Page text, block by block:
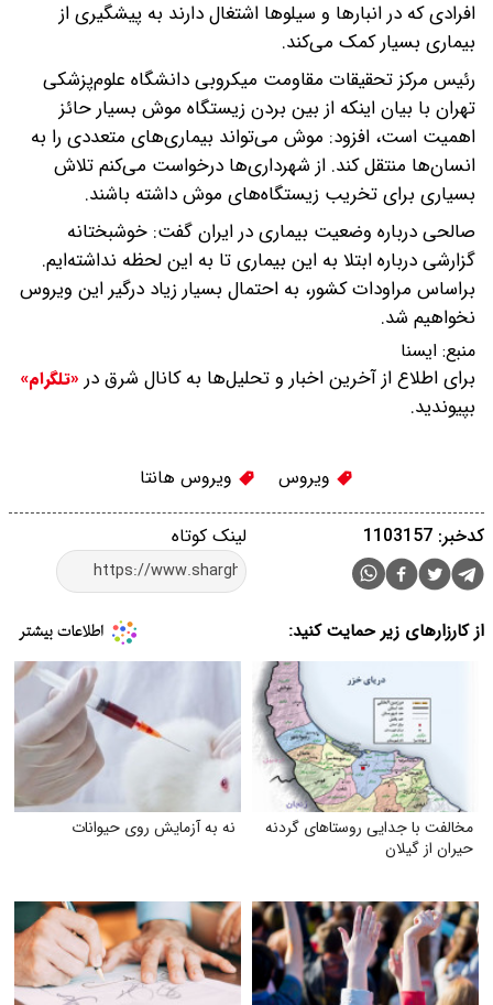
افرادی که در انبارها و سیلوها اشتغال دارند به پیشگیری از
بیماری بسیار کمک می‌کند.
رئیس مرکز تحقیقات مقاومت میکروبی دانشگاه علوم‌پزشکی
تهران با بیان اینکه از بین‌ بردن زیستگاه موش بسیار حائز
اهمیت است، افزود: موش می‌تواند بیماری‌های متعددی را به
انسان‌ها منتقل کند. از شهرداری‌ها درخواست می‌کنم تلاش
بسیاری برای تخریب زیستگاه‌های موش داشته باشند.
صالحی درباره وضعیت بیماری در ایران گفت: خوشبختانه
گزارشی درباره ابتلا به این بیماری تا به این لحظه نداشته‌ایم.
براساس مراودات کشور، به احتمال بسیار زیاد درگیر این ویروس
نخواهیم شد.
منبع: ايسنا
برای اطلاع از آخرین اخبار و تحلیل‌ها به کانال شرق در «تلگرام»
بپیوندید.
ویروس ویروس هانتا
لینک کوتاه کدخبر: 1103157
از کارزارهای زیر حمایت کنید:
مخالفت با جدایی روستاهای گردنه
حیران از گیلان
نه به آزمایش روی حیوانات